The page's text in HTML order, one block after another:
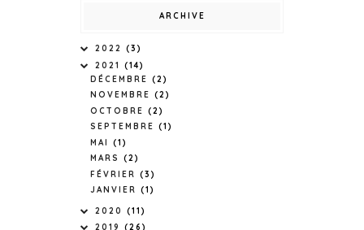
ARCHIVE
2022 (3)
2021 (14)
DÉCEMBRE (2)
NOVEMBRE (2)
OCTOBRE (2)
SEPTEMBRE (1)
MAI (1)
MARS (2)
FÉVRIER (3)
JANVIER (1)
2020 (11)
2019 (26)